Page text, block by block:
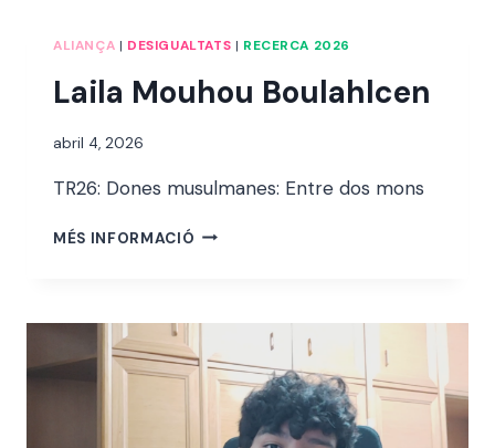
ALIANÇA | DESIGUALTATS | RECERCA 2026
Laila Mouhou Boulahlcen
Per
bello i
abril 4, 2026
TR26: Dones musulmanes: Entre dos mons
MÉS INFORMACIÓ LAILA